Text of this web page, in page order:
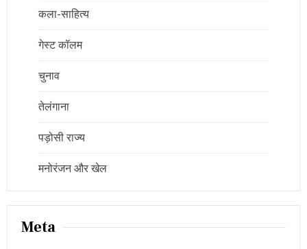
कला-साहित्य
गेस्ट कॉलम
चुनाव
तेलंगाना
पड़ोसी राज्य
मनोरंजन और खेल
Meta